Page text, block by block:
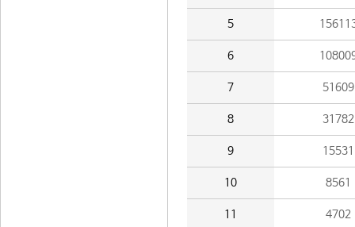
5
6
7 51609
8 31782
9 15531
10 8561
11 4702